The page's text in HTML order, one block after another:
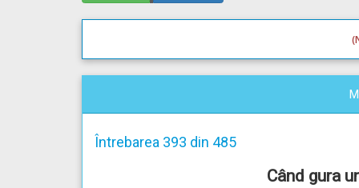
Întrebarea 393 din 485
Când gura